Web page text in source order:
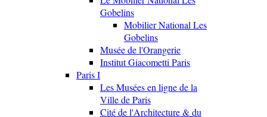
Gobelins
Mobilier National Les
Gobelins
Musée de l'Orangerie
Institut Giacometti Paris
Paris I
Les Musées en ligne de la
Ville de Paris
Cité de l'Architecture & du